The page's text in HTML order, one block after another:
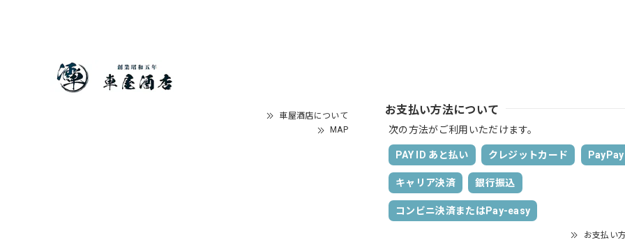
車屋酒店について
MAP
お支払い方法について
次の方法がご利用いただけます。
PAY ID あと払い クレジットカード PayPay
キャリア決済 銀行振込
コンビニ決済またはPay-easy
お支払い